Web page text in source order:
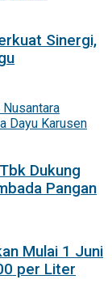
Sinergi,
Dukung
Pangan
Mulai 1 Juni
per Liter